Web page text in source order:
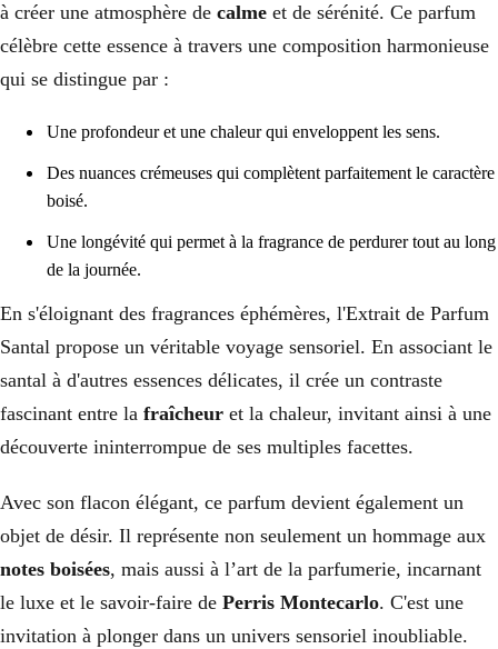
à créer une atmosphère de calme et de sérénité. Ce parfum
célèbre cette essence à travers une composition harmonieuse
qui se distingue par :
Une profondeur et une chaleur qui enveloppent les sens.
Des nuances crémeuses qui complètent parfaitement le caractère
boisé.
Une longévité qui permet à la fragrance de perdurer tout au long
de la journée.
En s'éloignant des fragrances éphémères, l'Extrait de Parfum
Santal propose un véritable voyage sensoriel. En associant le
santal à d'autres essences délicates, il crée un contraste
fascinant entre la fraîcheur et la chaleur, invitant ainsi à une
découverte ininterrompue de ses multiples facettes.
Avec son flacon élégant, ce parfum devient également un
objet de désir. Il représente non seulement un hommage aux
notes boisées, mais aussi à l’art de la parfumerie, incarnant
le luxe et le savoir-faire de Perris Montecarlo. C'est une
invitation à plonger dans un univers sensoriel inoubliable.